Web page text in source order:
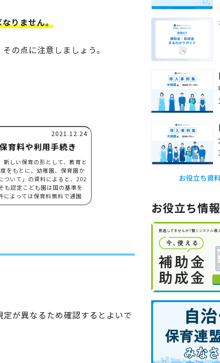
りません。
の点に注意しましょう。
2021.12.24
育料や利用手続き
しい保育の形として、教育と
をもとに、幼稚園、保育園か
ついて」の資料によると、202
も認定こども園は国の基準を
によっては保育料無料で通園
が異なるため確認するとよいで
お役立ち情報